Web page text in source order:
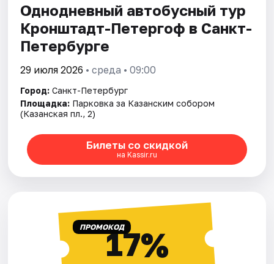
Однодневный автобусный тур
Кронштадт-Петергоф в Санкт-
Петербурге
29 июля 2026 • среда • 09:00
Город: Санкт-Петербург
Площадка: Парковка за Казанским собором
(Казанская пл., 2)
Билеты со скидкой
на Kassir.ru
ПРОМОКОД17%